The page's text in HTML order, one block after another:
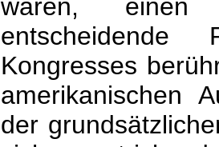
wären, einen
entscheidende
Kongresses
amerikanischen
der